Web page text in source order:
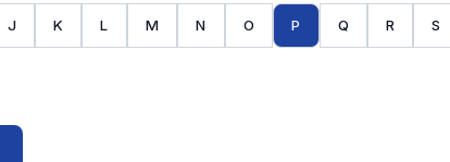
J K L M N O P Q R S